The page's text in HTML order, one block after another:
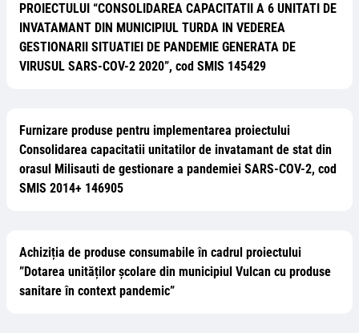
PROIECTULUI “CONSOLIDAREA CAPACITATII A 6 UNITATI DE
INVATAMANT DIN MUNICIPIUL TURDA IN VEDEREA
GESTIONARII SITUATIEI DE PANDEMIE GENERATA DE
VIRUSUL SARS-COV-2 2020”, cod SMIS 145429
Furnizare produse pentru implementarea proiectului
Consolidarea capacitatii unitatilor de invatamant de stat din
orasul Milisauti de gestionare a pandemiei SARS-COV-2, cod
SMIS 2014+ 146905
Achiziția de produse consumabile în cadrul proiectului
”Dotarea unităților școlare din municipiul Vulcan cu produse
sanitare în context pandemic”